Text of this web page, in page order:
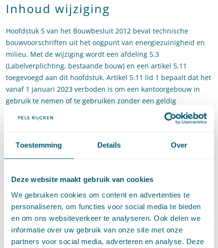
Toestemming Details Over
Deze website maakt gebruik van cookies
We gebruiken cookies om content en advertenties te
personaliseren, om functies voor social media te bieden
en om ons websiteverkeer te analyseren. Ook delen we
informatie over uw gebruik van onze site met onze
partners voor social media, adverteren en analyse. Deze
Inhoud wijziging
Hoofdstuk 5 van het Bouwbesluit 2012 bevat technische
bouwvoorschriften uit het oogpunt van energiezuinigheid en
milieu. Met de wijziging wordt een afdeling 5.3
(Labelverplichting, bestaande bouw) en een artikel 5.11
toegevoegd aan dit hoofdstuk. Artikel 5.11 lid 1 bepaalt dat het
vanaf 1 januari 2023 verboden is om een kantoorgebouw in
gebruik te nemen of te gebruiken zonder een geldig
energielabel met een energie-index (EI) van 1,3 of beter. Er is
voor gekozen om in dit lid niet van de labelklasse te spreken
(EI). Een EI van 1,3 is op dit moment gelijk aan labelklasse C.
onvoldoende is om een label C te krijgen, is het nodig de voor
Als die voorzieningen niet voor 1 januari 2023 zijn getroffen,
mag het kantoor niet in gebruik worden genomen of gebruikt.
Werk aan de winkel voor gebouweigenaren dus!
Wanneer de labelplicht wordt overtreden, kan het bevoegd